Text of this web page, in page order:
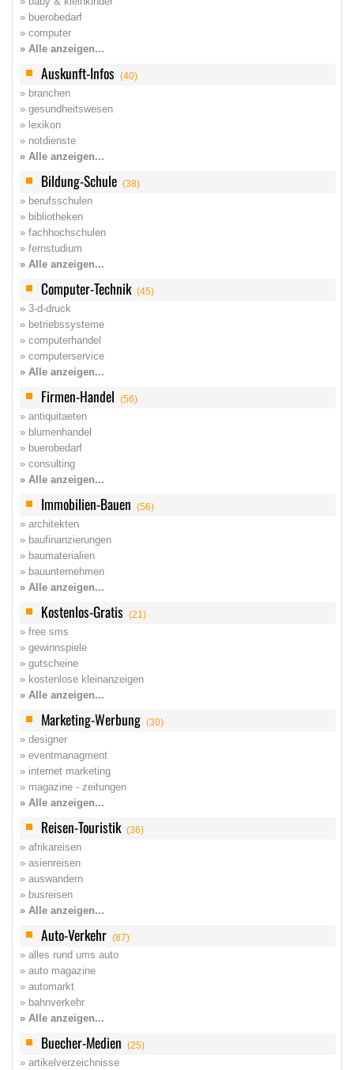
» buerobedarf
» computer
» Alle anzeigen...
Auskunft-Infos (40)
» branchen
» gesundheitswesen
» lexikon
» notdienste
» Alle anzeigen...
Bildung-Schule (38)
» berufsschulen
» bibliotheken
» fachhochschulen
» fernstudium
» Alle anzeigen...
Computer-Technik (45)
» 3-d-druck
» betriebssysteme
» computerhandel
» computerservice
» Alle anzeigen...
Firmen-Handel (56)
» antiquitaeten
» blumenhandel
» buerobedarf
» consulting
» Alle anzeigen...
Immobilien-Bauen (56)
» architekten
» baufinanzierungen
» baumaterialien
» bauunternehmen
» Alle anzeigen...
Kostenlos-Gratis (21)
» free sms
» gewinnspiele
» gutscheine
» kostenlose kleinanzeigen
» Alle anzeigen...
Marketing-Werbung (30)
» designer
» eventmanagment
» internet marketing
» magazine - zeitungen
» Alle anzeigen...
Reisen-Touristik (36)
» afrikareisen
» asienreisen
» auswandern
» busreisen
» Alle anzeigen...
Auto-Verkehr (87)
» alles rund ums auto
» auto magazine
» automarkt
» bahnverkehr
» Alle anzeigen...
Buecher-Medien (25)
» artikelverzeichnisse